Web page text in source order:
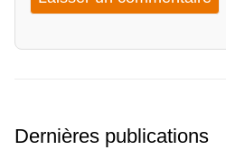
Dernières publications